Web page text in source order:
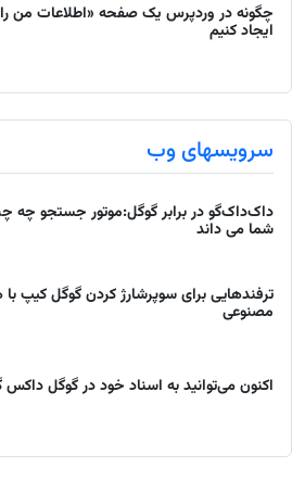
چگونه در وردپرس یک صفحه «اطلاعات من
ایجاد کنیم
سرویسهای وب
داک‌داک‌گو در برابر گوگل:موتور جستجو چه
شما می داند
ترفندهایی برای سوپرشارژ کردن گوگل کیپ
مصنوعی
اکنون می‌توانید به اسناد خود در گوگل